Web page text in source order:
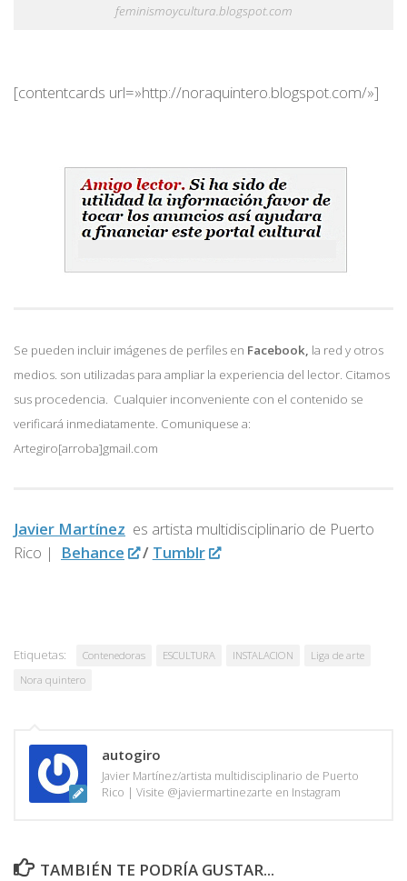
feminismoycultura.blogspot.com
[contentcards url=»http://noraquintero.blogspot.com/»]
Se pueden incluir imágenes de perfiles en Facebook, la red y otros
medios. son utilizadas para ampliar la experiencia del lector. Citamos
sus procedencia. Cualquier inconveniente con el contenido se
verificará inmediatamente. Comuniquese a:
Artegiro[arroba]gmail.com
Javier Martínez es artista multidisciplinario de Puerto
Rico |
Behance / Tumblr
Etiquetas: Contenedoras ESCULTURA INSTALACION
Liga de arte
Nora quintero
autogiro
Javier Martínez/artista multidisciplinario de Puerto
Rico | Visite @javiermartinezarte en Instagram
TAMBIÉN TE PODRÍA GUSTAR...